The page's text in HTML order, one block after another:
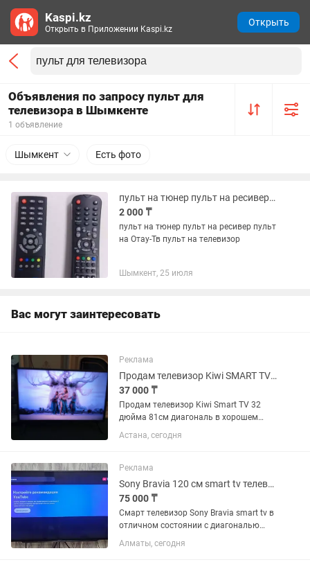
Объявления по запросу пульт для
телевизора в Шымкенте
1 объявление
Шымкент Есть фото
пульт на тюнер пульт на ресивер пульт на Отау-Тв пульт на телевизор
2 000 ₸
пульт на тюнер пульт на ресивер пульт
на Отау-Тв пульт на телевизор
Шымкент, 25 июля
Вас могут заинтересовать
Реклама
Продам телевизор Kiwi SMART TV 32 дюйма 81 см в хорошем состоянии
37 000 ₸
Продам телевизор Kiwi Smart TV 32
дюйма 81см диагональ в хорошем
состоянии на базе Андроид. В
комплекте пульт. Интернет есть.
Астана, сегодня
Реклама
Sony Bravia 120 см smart tv телевизор
75 000 ₸
Смарт телевизор Sony Bravia smart tv в
отличном состоянии с диагональю
экрана 120 см. Встроенный цифровой
тюнер с 25 бесплатными каналами.
Алматы, сегодня
Kaspi.kz
Открыть в Приложении Kaspi.kz
Открыть